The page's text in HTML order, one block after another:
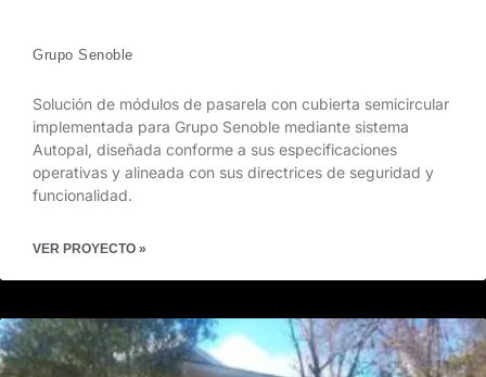
Grupo Senoble
Solución de módulos de pasarela con cubierta semicircular
implementada para Grupo Senoble mediante sistema
Autopal, diseñada conforme a sus especificaciones
operativas y alineada con sus directrices de seguridad y
funcionalidad.
VER PROYECTO »